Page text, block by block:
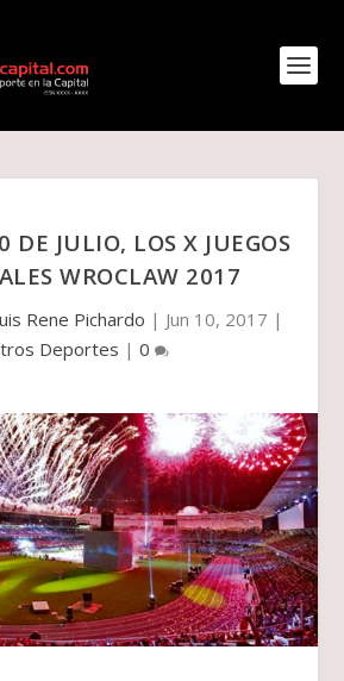
DE JULIO, LOS X JUEGOS
WROCLAW 2017
Rene Pichardo | Jun 10, 2017 |
Deportes | 0